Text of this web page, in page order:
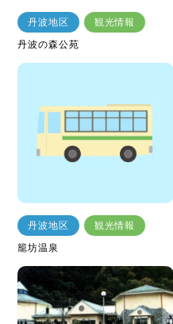
丹波地区
観光情報
丹波の森公苑
丹波地区
観光情報
籠坊温泉